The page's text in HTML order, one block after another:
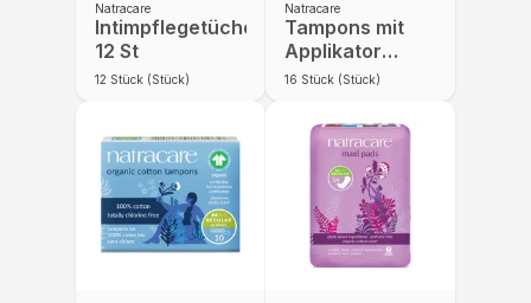
Natracare
Intimpflegetücher
12 St
12 Stück (Stück)
Natracare
Tampons mit
Applikator
Super 16 St
16 Stück (Stück)